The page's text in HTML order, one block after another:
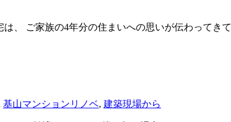
、 ご家族の4年分の住まいへの思いが伝わってき
基山マンションリノベ, 建築現場から